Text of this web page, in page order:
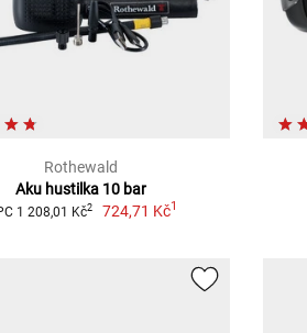
Rothewald
Aku hustilka 10 bar
1 208,01 Kč2 724,71 Kč1